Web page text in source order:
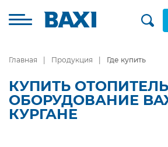
Главная Продукция Где купить
КУПИТЬ
ОБОРУДОВАНИЕ
КУРГАНЕ